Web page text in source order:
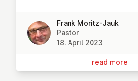
Frank Moritz-Jauk
Pastor
18. April 2023
read more